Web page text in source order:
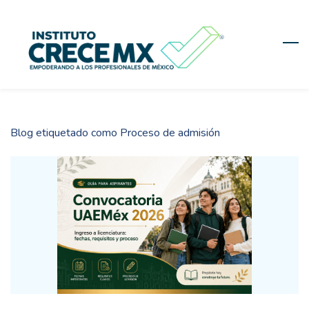
content
Blog etiquetado como Proceso de admisión